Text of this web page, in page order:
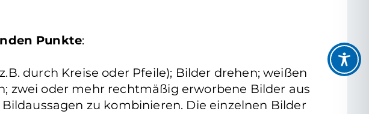
Punkte:
durch Kreise oder Pfeile); Bilder drehen; weißen
zwei oder mehr rechtmäßig erworbene Bilder aus
zu kombinieren. Die einzelnen Bilder